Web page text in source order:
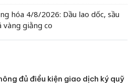
hóa 4/8/2026: Dầu lao dốc, sầu
giằng co
đủ điều kiện giao dịch ký quỹ